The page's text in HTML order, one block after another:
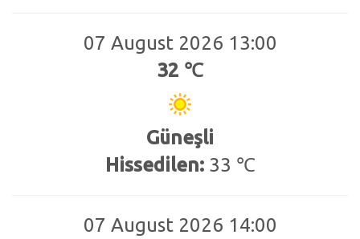
07 August 2026 13:00
32 ℃
Güneşli
Hissedilen:33 ℃
07 August 2026 14:00